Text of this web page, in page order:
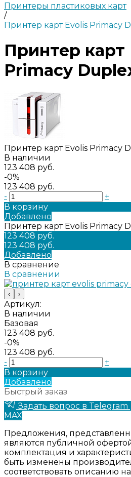
Принтеры пластиковых карт
/
Принтер карт Evolis Primacy
Принтер карт
Primacy
Принтер карт Evolis Primacy
В наличии
123 408 руб.
-0%
123 408 руб.
-
+
В корзину
Добавлено
Принтер карт Evolis Primacy
123 408 руб.
123 408 руб.
Добавлено
В сравнение
В сравнении
‹ ›
Артикул:
В наличии
Базовая
123 408 руб.
-0%
123 408 руб.
-
+
В корзину
Добавлено
Быстрый заказ
Задать вопрос в Telegram
MAX
Предложения,
являются публичной
комплектация и
быть изменены
соответствовать описанию